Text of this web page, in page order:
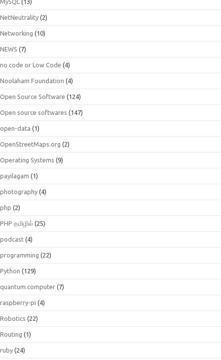
MySQL (13)
NetNeutrality (2)
Networking (10)
NEWS (7)
no code or Low Code (4)
Noolaham Foundation (4)
Open Source Software (124)
Open source softwares (147)
open-data (1)
OpenStreetMaps.org (2)
Operating Systems (9)
payilagam (1)
photography (4)
php (2)
PHP தமிழில் (25)
podcast (4)
programming (22)
Python (129)
quantum.computer (7)
raspberry-pi (4)
Robotics (22)
Routing (1)
ruby (24)